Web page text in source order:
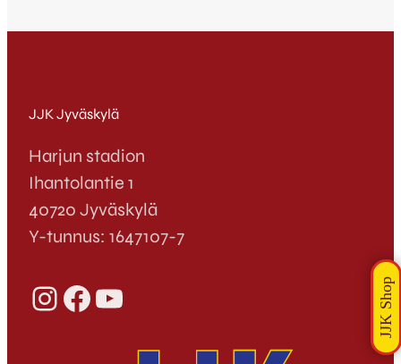
Jyväskylän Ammattikorkeakouluun ja
koulutustarjontaan klikkaamalla tästä (sivu
JJK Jyväskylä
Harjun stadion
Ihantolantie 1
40720 Jyväskylä
Y-tunnus: 1647107-7
InstagramFacebook YouTube